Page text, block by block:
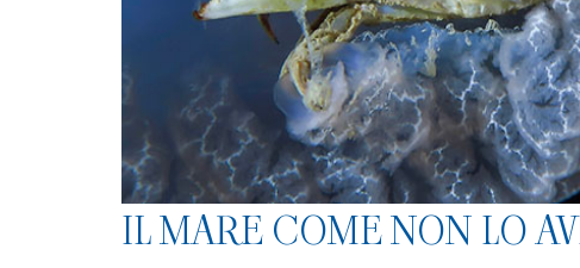
IL MARE COME NON LO